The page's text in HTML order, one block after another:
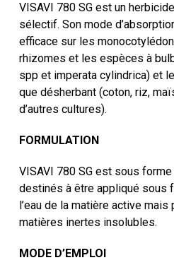
VISAVI 780 SG est un
sélectif. Son mode
efficace sur les
rhizomes et les espèces à
spp et imperata cylindrica) et
que désherbant (coton, riz,
d’autres cultures).
FORMULATION
VISAVI 780 SG est sous
destinés à être appliqué sous
l’eau de la matière active
matières inertes insolubles.
MODE D’EMPLOI